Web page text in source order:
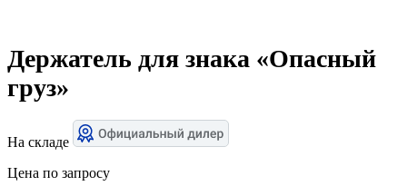
Держатель для знака «Опасный
груз»
На складе
Цена по запросу